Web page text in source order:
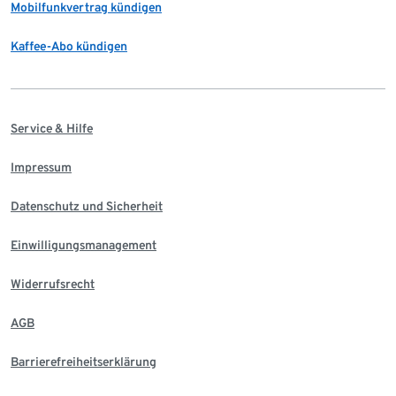
Mobilfunkvertrag kündigen
Kaffee-Abo kündigen
Service & Hilfe
Impressum
Datenschutz und Sicherheit
Einwilligungsmanagement
Widerrufsrecht
AGB
Barrierefreiheitserklärung